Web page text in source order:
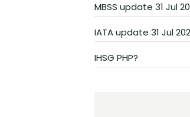
MBSS update 31 Jul
IATA update 31 Jul
IHSG PHP?